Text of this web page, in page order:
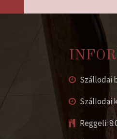
Szállodai
Szállodai
Reggeli: